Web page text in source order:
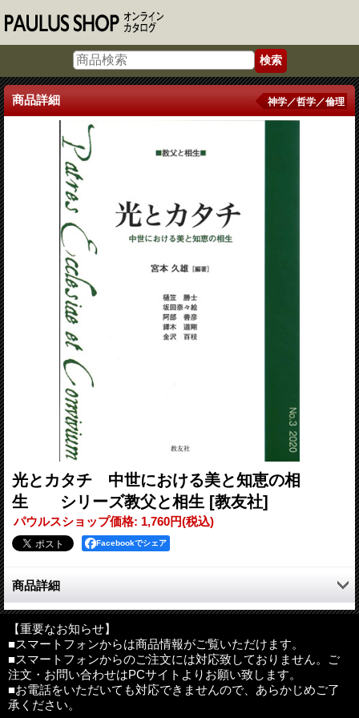
商品詳細 神学／哲学／倫理
光とカタチ 中世における美と知恵の相
生 シリーズ教父と相生 [教友社]
パウルスショップ価格: 1,760円(税込)
Facebookでシェア
商品詳細
●もくじ
巻頭言にかえて――趣旨説明――
光とカタチと闇（gnophos） 宮本久雄
光の形而上学／光の美学 樋笠勝士
シュジェールにおける光のカタチーーサン・ドニ修道院附属聖堂
はなぜ「輝いた」のか―― 坂田奈々絵
キリストの光とかたち――教父たちの「受肉の文法」とエックハ
【重要なお知らせ】
■スマートフォンからは商品情報がご覧いただけます。
■スマートフォンからのご注文には対応致しておりません。ご
注文・お問い合わせはPCサイトよりお願い致します。
■お電話をいただいても対応できませんので、あらかじめご了
承ください。